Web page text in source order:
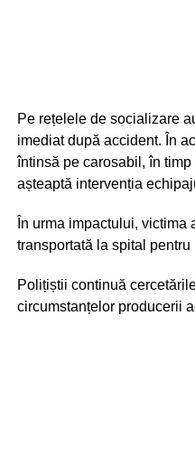
Pe rețelele de socializare
imediat după accident. În
întinsă pe carosabil, în
așteaptă intervenția
În urma impactului, victima
transportată la spital
Polițiștii continuă
circumstanțelor producerii